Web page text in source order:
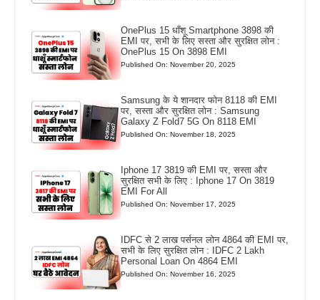
OnePlus 15 धाँशू Smartphone 3898 की
EMI पर, सभी के लिए सस्ता और सुरक्षित लोन :
OnePlus 15 On 3898 EMI
Published On: November 20, 2025
Samsung के ये शानदार फोन 8118 की EMI
पर, सस्ता और सुरक्षित लोन : Samsung
Galaxy Z Fold7 5G On 8118 EMI
Published On: November 18, 2025
Iphone 17 3819 की EMI पर, सस्ता और
सुरक्षित सभी के लिए : Iphone 17 On 3819
EMI For All
Published On: November 17, 2025
IDFC से 2 लाख पर्सनल लोन 4864 की EMI पर,
सभी के लिए सुरक्षित लोन : IDFC 2 Lakh
Personal Loan On 4864 EMI
Published On: November 16, 2025